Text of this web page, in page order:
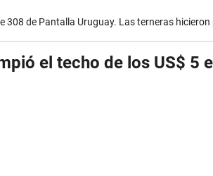
308 de Pantalla Uruguay. Las terneras
el techo de los US$ 5